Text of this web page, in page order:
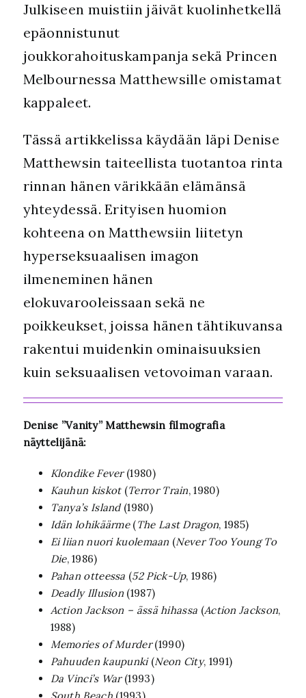
Julkiseen muistiin jäivät kuolinhetkellä
epäonnistunut
joukkorahoituskampanja sekä Princen
Melbournessa Matthewsille omistamat
kappaleet.
Tässä artikkelissa käydään läpi Denise
Matthewsin taiteellista tuotantoa rinta
rinnan hänen värikkään elämänsä
yhteydessä. Erityisen huomion
kohteena on Matthewsiin liitetyn
hyperseksuaalisen imagon
ilmeneminen hänen
elokuvarooleissaan sekä ne
poikkeukset, joissa hänen tähtikuvansa
rakentui muidenkin ominaisuuksien
kuin seksuaalisen vetovoiman varaan.
Denise ”Vanity” Matthewsin filmografia
näyttelijänä:
Klondike Fever(1980)
Kauhun kiskot(Terror Train, 1980)
Tanya’s Island(1980)
Idän lohikäärme(The Last Dragon, 1985)
Ei liian nuori kuolemaan (Never Too Young To
Die, 1986)
Pahan otteessa (52 Pick-Up, 1986)
Deadly Illusion (1987)
Action Jackson – ässä hihassa (Action Jackson,
1988)
Memories of Murder(1990)
Pahuuden kaupunki(Neon City, 1991)
Da Vinci’s War(1993)